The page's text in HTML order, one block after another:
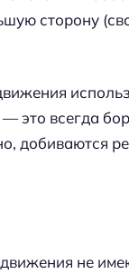
сторону
это всегда
добиваются
не